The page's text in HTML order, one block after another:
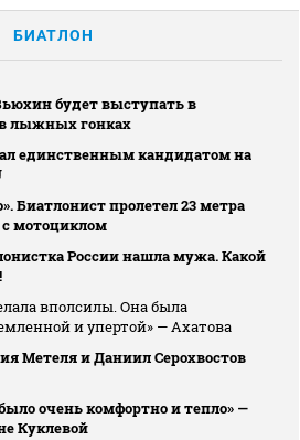
БИАТЛОН
будет выступать в
лыжных гонках
единственным кандидатом на
Биатлонист пролетел 23 метра
мотоциклом
России нашла мужа. Какой
вполсилы. Она была
и упертой» — Ахатова
Метеля и Даниил Серохвостов
очень комфортно и тепло» —
Куклевой